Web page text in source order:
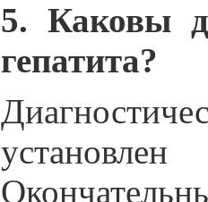
5. Каковы
гепатита?